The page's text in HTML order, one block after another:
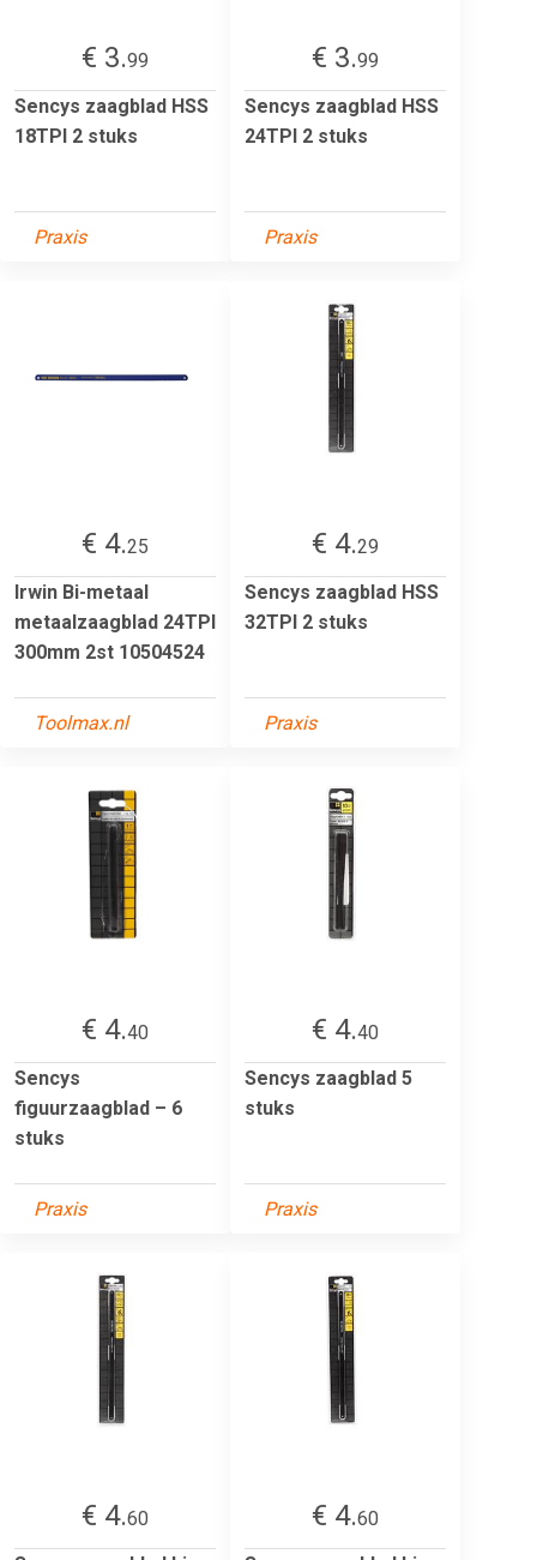
€ 3.99
Sencys zaagblad HSS
18TPI 2 stuks
Praxis
€ 3.99
Sencys zaagblad HSS
24TPI 2 stuks
Praxis
€ 4.25
Irwin Bi-metaal
metaalzaagblad 24TPI
300mm 2st 10504524
Toolmax.nl
€ 4.29
Sencys zaagblad HSS
32TPI 2 stuks
Praxis
€ 4.40
Sencys
figuurzaagblad – 6
stuks
Praxis
€ 4.40
Sencys zaagblad 5
stuks
Praxis
€ 4.60
€ 4.60